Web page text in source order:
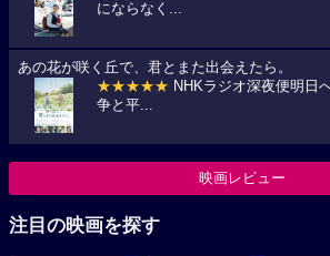
にならなく...
あの花が咲く丘で、君とまた出会えたら。
★★★★★ NHKラジオ深夜便明日
争と平...
映画レビュー
注目の映画を探す